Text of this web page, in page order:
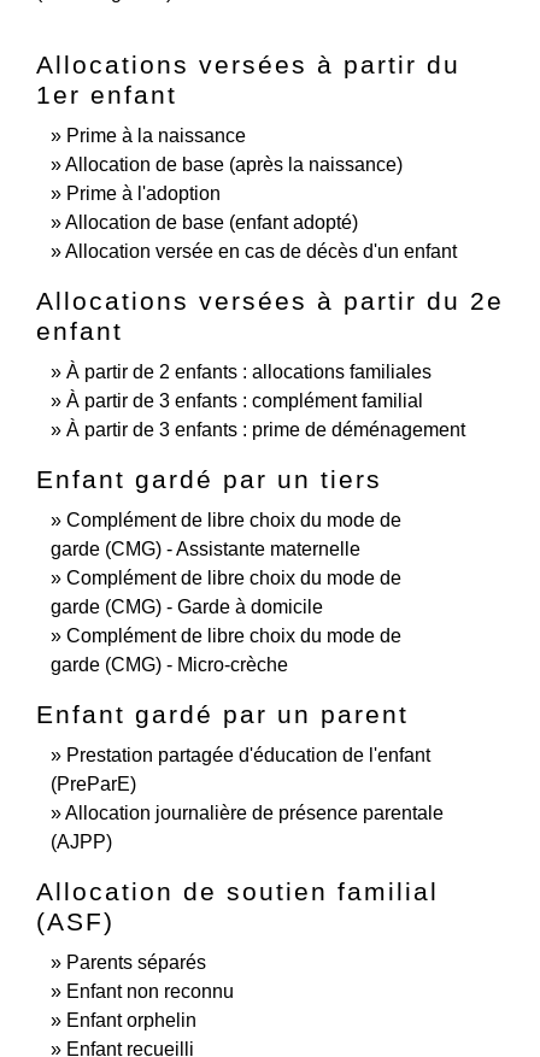
Allocations versées à partir du
1er enfant
Prime à la naissance
Allocation de base (après la naissance)
Prime à l'adoption
Allocation de base (enfant adopté)
Allocation versée en cas de décès d'un enfant
Allocations versées à partir du 2e
enfant
À partir de 2 enfants : allocations familiales
À partir de 3 enfants : complément familial
À partir de 3 enfants : prime de déménagement
Enfant gardé par un tiers
Complément de libre choix du mode de
garde (CMG) - Assistante maternelle
Complément de libre choix du mode de
garde (CMG) - Garde à domicile
Complément de libre choix du mode de
garde (CMG) - Micro-crèche
Enfant gardé par un parent
Prestation partagée d'éducation de l'enfant
(PreParE)
Allocation journalière de présence parentale
(AJPP)
Allocation de soutien familial
(ASF)
Parents séparés
Enfant non reconnu
Enfant orphelin
Enfant recueilli